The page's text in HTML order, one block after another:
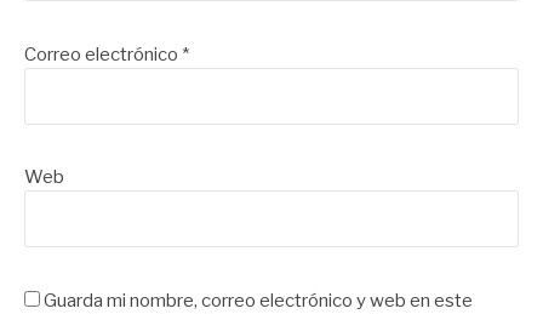
Correo electrónico *
Web
Guarda mi nombre, correo electrónico y web en este